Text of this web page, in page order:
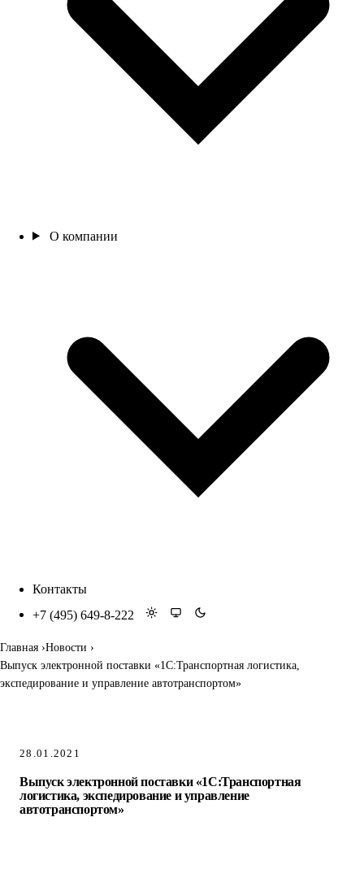
О компании
Контакты
+7 (495) 649-8-222
Главная Новости
Выпуск электронной поставки «1С:Транспортная логистика,
экспедирование и управление автотранспортом»
28.01.2021
Выпуск электронной поставки «1С:Транспортная
логистика, экспедирование и управление
автотранспортом»